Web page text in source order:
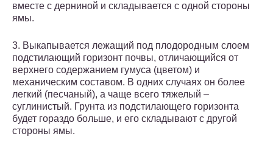
вместе с дерниной и складывается с одной стороны
ямы.
3. Выкапывается лежащий под плодородным слоем
подстилающий горизонт почвы, отличающийся от
верхнего содержанием гумуса (цветом) и
механическим составом. В одних случаях он более
легкий (песчаный), а чаще всего тяжелый –
суглинистый. Грунта из подстилающего горизонта
будет гораздо больше, и его складывают с другой
стороны ямы.